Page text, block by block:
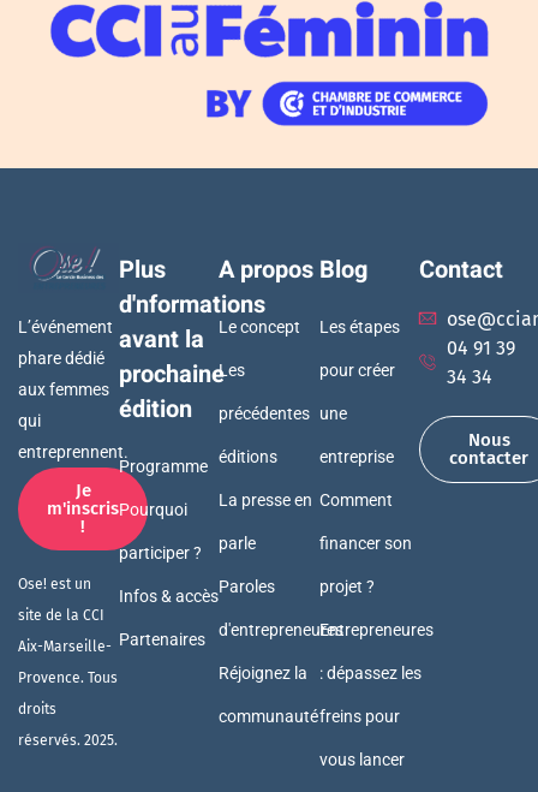
L’événement
phare dédié
aux femmes
qui
entreprennent.
Je
m'inscris
!
Ose! est un
site de la CCI
Aix-Marseille-
Provence. Tous
droits
réservés. 2025.
Plus
d'nformations
avant la
prochaine
édition
Programme
Pourquoi
participer ?
Infos & accès
Partenaires
A propos
Le concept
Les
précédentes
éditions
La presse en
parle
Paroles
d'entrepreneures
Réjoignez la
communauté
Blog
Les étapes
pour créer
une
entreprise
Comment
financer son
projet ?
Entrepreneures
: dépassez les
freins pour
vous lancer
Contact
04 91 39
34 34
Nous
contacter